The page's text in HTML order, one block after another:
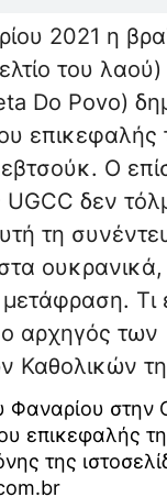
2021 η
του
Do Povo)
επικεφαλής
Ο
UGCC δεν
τη
Τι
ο αρχηγός των
Καθολικών
της